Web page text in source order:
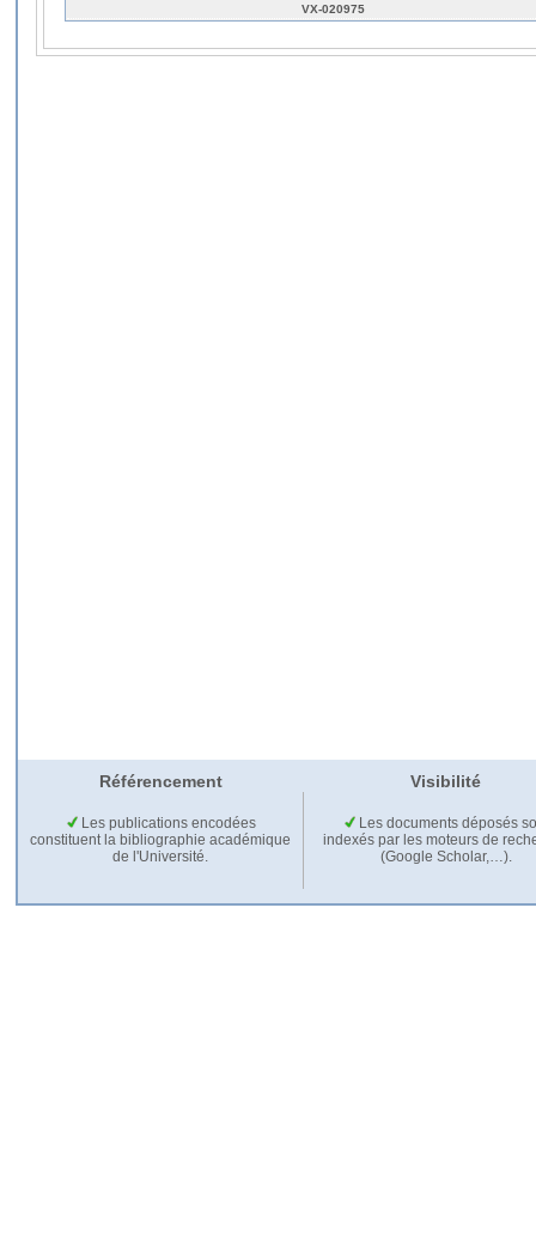
VX-020975
Référencement Visibilité
Les publications encodées
constituent la bibliographie académique
de l'Université.
Les documents déposés
indexés par les moteurs de
(Google Scholar,…).